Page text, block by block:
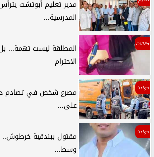
مدير تعليم أبوتشت
المدرسية...
مقالات
المطلقة ليست تهمة...
الاحترام
حوادث
مصرع شخص في تصادم
على...
حوادث
مقتول ببندقية خرطوش..
وسط...